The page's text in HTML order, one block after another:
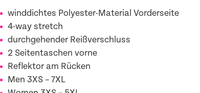
winddichtes Polyester-Material Vorderseite
4-way stretch
durchgehender Reißverschluss
2 Seitentaschen vorne
Reflektor am Rücken
Men 3XS – 7XL